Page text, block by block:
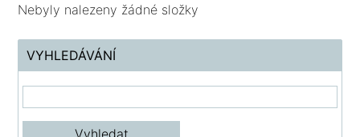
Nebyly nalezeny žádné složky
VYHLEDÁVÁNÍ